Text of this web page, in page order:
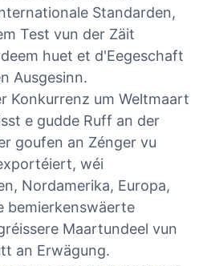
Standarden,
Test vun der Zäit
huet et d'Eegeschaft
Ausgesinn.
Konkurrenz um Weltmaart
e gudde Ruff an der
goufen an Zénger vu
wéi
Nordamerika, Europa,
bemierkenswäerte
Maartundeel vun
an Erwägung.